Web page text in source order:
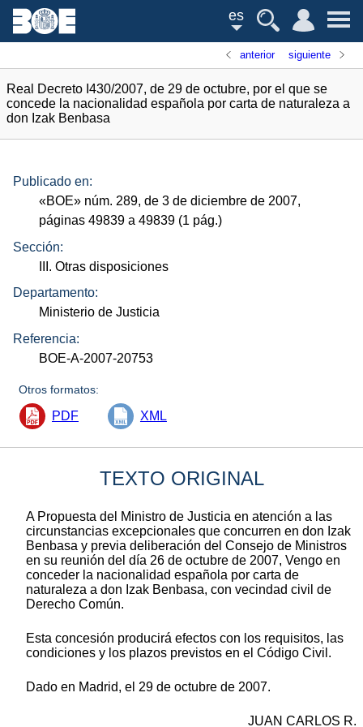
es
anterior siguiente
Real Decreto I430/2007, de 29 de octubre, por el que se
concede la nacionalidad española por carta de naturaleza a
don Izak Benbasa
Publicado en:
«BOE» núm. 289, de 3 de diciembre de 2007,
páginas 49839 a 49839 (1 pág.)
Sección:
III. Otras disposiciones
Departamento:
Ministerio de Justicia
Referencia:
BOE-A-2007-20753
Otros formatos:
PDF XML
TEXTO ORIGINAL
A Propuesta del Ministro de Justicia en atención a las
circunstancias excepcionales que concurren en don Izak
Benbasa y previa deliberación del Consejo de Ministros
en su reunión del día 26 de octubre de 2007, Vengo en
conceder la nacionalidad española por carta de
naturaleza a don Izak Benbasa, con vecindad civil de
Derecho Común.
Esta concesión producirá efectos con los requisitos, las
condiciones y los plazos previstos en el Código Civil.
Dado en Madrid, el 29 de octubre de 2007.
JUAN CARLOS R.